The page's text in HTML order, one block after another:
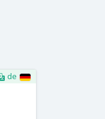
de